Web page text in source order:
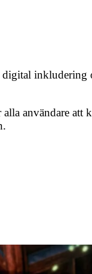
inkludering
användare att